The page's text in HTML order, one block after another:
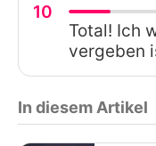
10
Total! Ich
vergeben
In diesem Artikel